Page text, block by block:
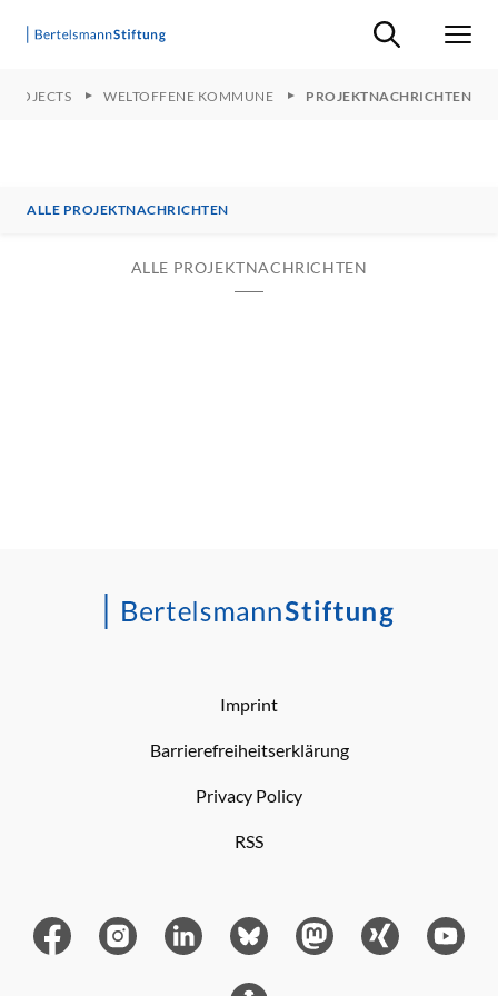
Suche ein-/
WELTOFFENE KOMMUNE PROJEKTNACHRICHTEN
ALLE PROJEKTNACHRICHTEN
ALLE PROJEKTNACHRICHTEN
Imprint
Barrierefreiheitserklärung
Privacy Policy
RSS